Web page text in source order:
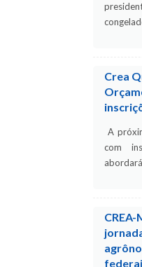
Crea
A
com